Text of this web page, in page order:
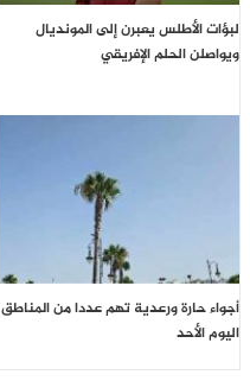
لبؤات الأطلس يعبرن إلى المونديال
ويواصلن الحلم الإفريقي
أجواء حارة ورعدية تهم عددا من المناطق
اليوم الأحد